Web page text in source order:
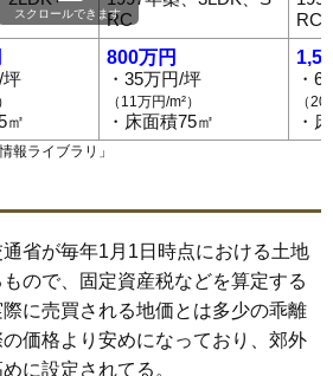
RC
RC
坪
㎡
800万円
・35万円/坪
（11万円/m²）
・床面積75㎡
・
（
・
スクロールできます
報ライブラリ 」
省が毎年1月1日時点における土地
ので、固定資産税などを算定する
に売買される地価とは多少の乖離
価格より安めになっており、郊外
に設定されてる。